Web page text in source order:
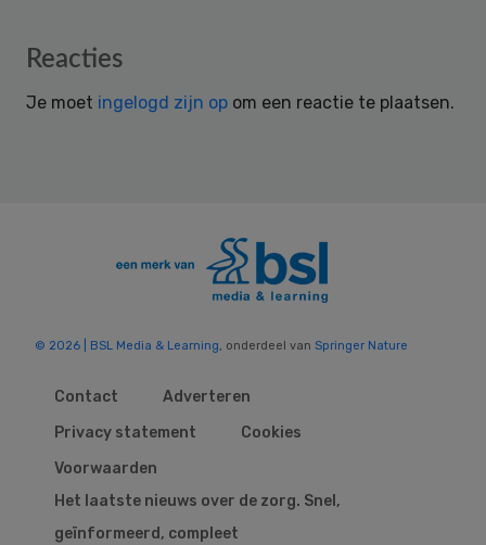
Reader
Reacties
Je moet ingelogd zijn op om een reactie te plaatsen.
© 2026 | BSL Media & Learning, onderdeel van Springer Nature
Contact
Adverteren
Privacy statement
Cookies
Voorwaarden
Het laatste nieuws over de zorg. Snel,
geïnformeerd, compleet